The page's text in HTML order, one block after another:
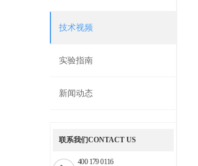
技术视频
实验指南
新闻动态
联系我们CONTACT US
400 179 0116